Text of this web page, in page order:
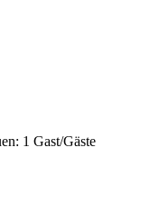
1 Gast/Gäste